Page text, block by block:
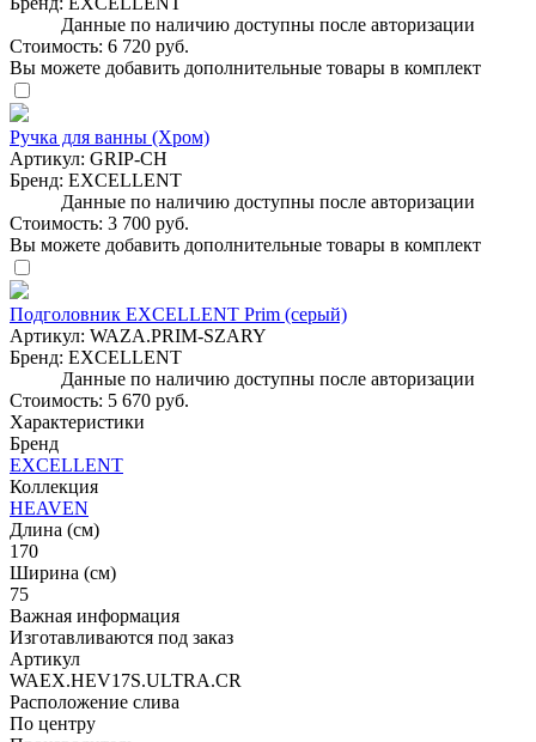
Данные по наличию доступны после авторизации
Стоимость: 6 720 руб.
Вы можете добавить дополнительные товары в комплект
Ручка для ванны (Хром)
Артикул: GRIP-CH
Бренд: EXCELLENT
Данные по наличию доступны после авторизации
Стоимость: 3 700 руб.
Вы можете добавить дополнительные товары в комплект
Подголовник EXCELLENT Prim (серый)
Артикул: WAZA.PRIM-SZARY
Бренд: EXCELLENT
Данные по наличию доступны после авторизации
Стоимость: 5 670 руб.
Характеристики
Бренд
EXCELLENT
Коллекция
HEAVEN
Длина (см)
170
Ширина (см)
75
Важная информация
Изготавливаются под заказ
Артикул
WAEX.HEV17S.ULTRA.CR
Расположение слива
По центру